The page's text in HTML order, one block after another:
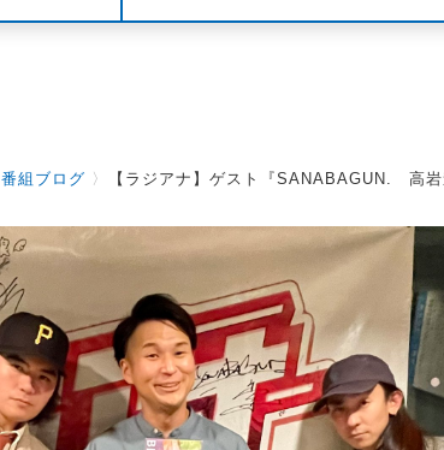
番組ブログ 〉 【ラジアナ】ゲスト『SANABAGUN. 高岩